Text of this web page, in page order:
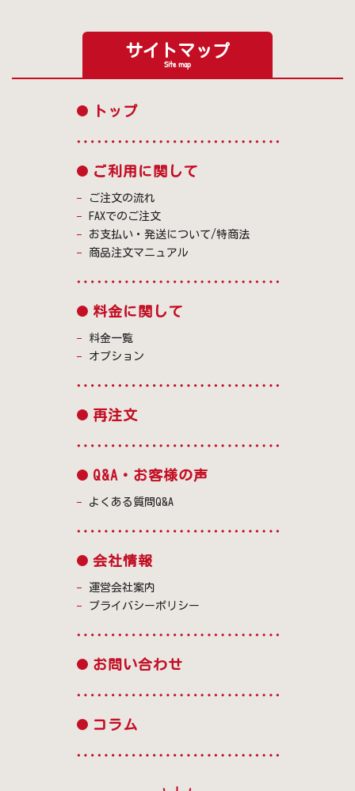
サイトマップ
Site map
トップ
ご利用に関して
ご注文の流れ
FAXでのご注文
お支払い・発送について/特商法
商品注文マニュアル
料金に関して
料金一覧
オプション
再注文
Q&A・お客様の声
よくある質問Q&A
会社情報
運営会社案内
プライバシーポリシー
お問い合わせ
コラム